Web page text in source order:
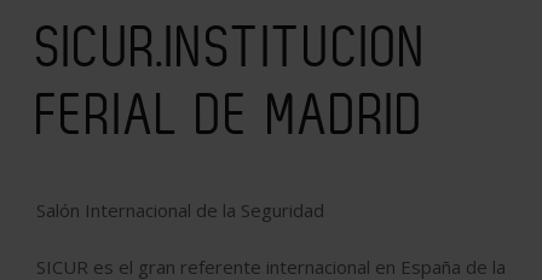
SICUR.INSTITUCION
FERIAL DE MADRID
Salón Internacional de la Seguridad
SICUR es el gran referente internacional en España de la